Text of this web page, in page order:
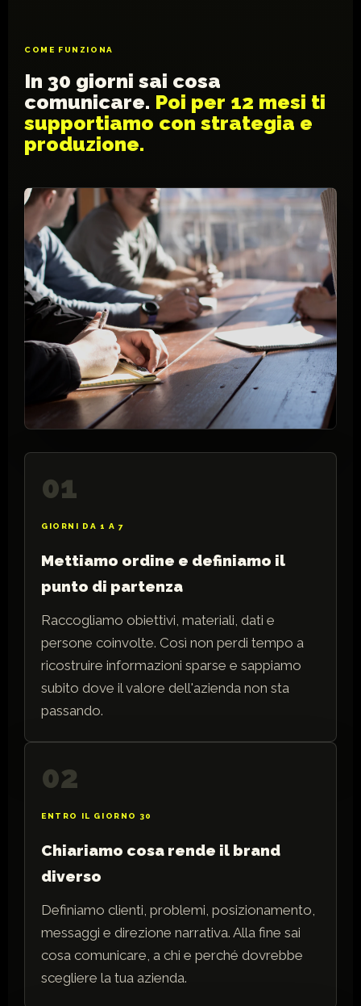
COME FUNZIONA
In 30 giorni sai cosa
comunicare. Poi per 12 mesi ti
supportiamo con strategia e
produzione.
01
GIORNI DA 1 A 7
Mettiamo ordine e definiamo il
punto di partenza
Raccogliamo obiettivi, materiali, dati e
persone coinvolte. Così non perdi tempo a
ricostruire informazioni sparse e sappiamo
subito dove il valore dell'azienda non sta
passando.
02
ENTRO IL GIORNO 30
Chiariamo cosa rende il brand
diverso
Definiamo clienti, problemi, posizionamento,
messaggi e direzione narrativa. Alla fine sai
cosa comunicare, a chi e perché dovrebbe
scegliere la tua azienda.